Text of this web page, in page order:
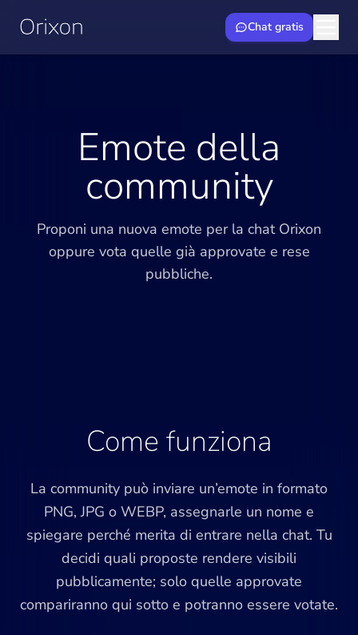
Chat gratis
Emote della
community
Proponi una nuova emote per la chat Orixon
oppure vota quelle già approvate e rese
pubbliche.
Come funziona
La community può inviare un’emote in formato
PNG, JPG o WEBP, assegnarle un nome e
spiegare perché merita di entrare nella chat. Tu
decidi quali proposte rendere visibili
pubblicamente; solo quelle approvate
compariranno qui sotto e potranno essere votate.